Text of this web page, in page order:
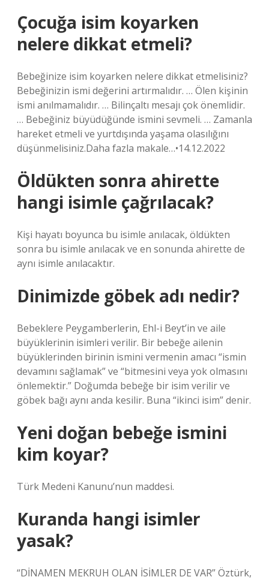
Çocuğa isim koyarken
nelere dikkat etmeli?
Bebeğinize isim koyarken nelere dikkat etmelisiniz?
Bebeğinizin ismi değerini artırmalıdır. … Ölen kişinin
ismi anılmamalıdır. … Bilinçaltı mesajı çok önemlidir.
… Bebeğiniz büyüdüğünde ismini sevmeli. … Zamanla
hareket etmeli ve yurtdışında yaşama olasılığını
düşünmelisiniz.Daha fazla makale…•14.12.2022
Öldükten sonra ahirette
hangi isimle çağrılacak?
Kişi hayatı boyunca bu isimle anılacak, öldükten
sonra bu isimle anılacak ve en sonunda ahirette de
aynı isimle anılacaktır.
Dinimizde göbek adı nedir?
Bebeklere Peygamberlerin, Ehl-i Beyt’in ve aile
büyüklerinin isimleri verilir. Bir bebeğe ailenin
büyüklerinden birinin ismini vermenin amacı “ismin
devamını sağlamak” ve “bitmesini veya yok olmasını
önlemektir.” Doğumda bebeğe bir isim verilir ve
göbek bağı aynı anda kesilir. Buna “ikinci isim” denir.
Yeni doğan bebeğe ismini
kim koyar?
Türk Medeni Kanunu’nun maddesi.
Kuranda hangi isimler
yasak?
“DİNAMEN MEKRUH OLAN İSİMLER DE VAR” Öztürk,